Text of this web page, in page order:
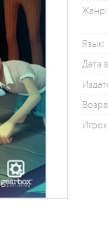
Жанр:
Язык:
Дата